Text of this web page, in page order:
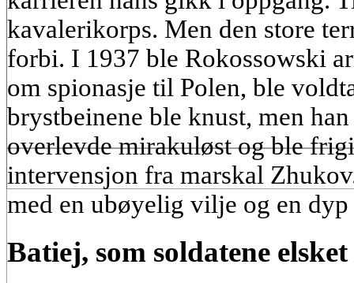
kavalerikorps. Men den store
forbi. I 1937 ble Rokossowski
om spionasje til Polen, ble
brystbeinene ble knust, men
overlevde mirakuløst og ble
intervensjon fra marskal
med en ubøyelig vilje og en dyp
Batiej, som soldatene elsket